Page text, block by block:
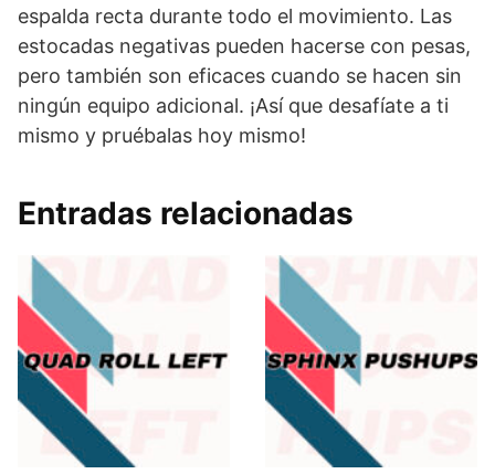
espalda recta durante todo el movimiento. Las
estocadas negativas pueden hacerse con pesas,
pero también son eficaces cuando se hacen sin
ningún equipo adicional. ¡Así que desafíate a ti
mismo y pruébalas hoy mismo!
Entradas relacionadas